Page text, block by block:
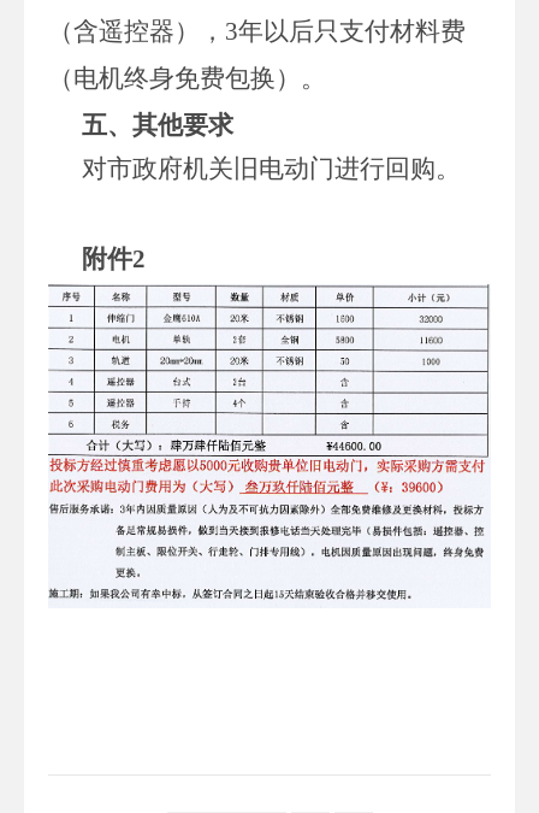
（含遥控器），3年以后只支付材料费
（电机终身免费包换）。
五、其他要求
对市政府机关旧电动门进行回购。
附件2